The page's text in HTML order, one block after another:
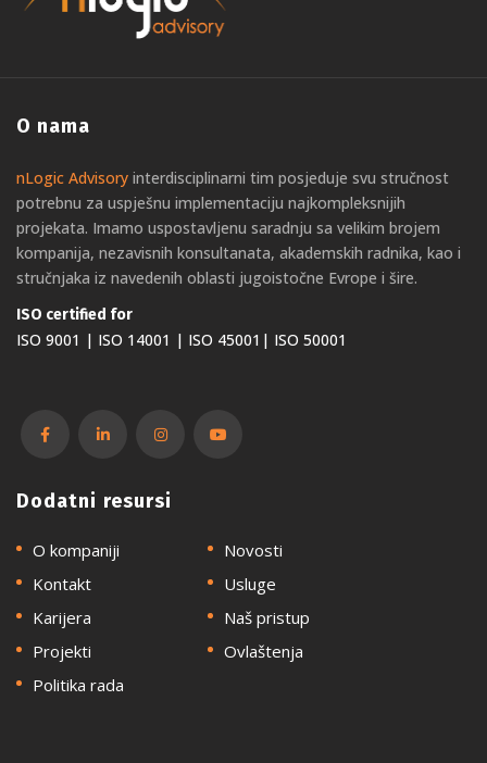
O nama
nLogic Advisory interdisciplinarni tim posjeduje svu stručnost
potrebnu za uspješnu implementaciju najkompleksnijih
projekata. Imamo uspostavljenu saradnju sa velikim brojem
kompanija, nezavisnih konsultanata, akademskih radnika, kao i
stručnjaka iz navedenih oblasti jugoistočne Evrope i šire.
ISO certified for
ISO 9001 | ISO 14001 | ISO 45001| ISO 50001
Dodatni resursi
O kompaniji
Novosti
Kontakt
Usluge
Karijera
Naš pristup
Projekti
Ovlaštenja
Politika rada